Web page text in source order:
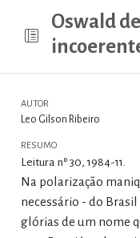
Oswald
AUTOR
Leo Gilson Ribeiro
RESUMO
Leitura nº 30, 1984-11.
Na polarização
necessário - do Brasil
glórias de um nome